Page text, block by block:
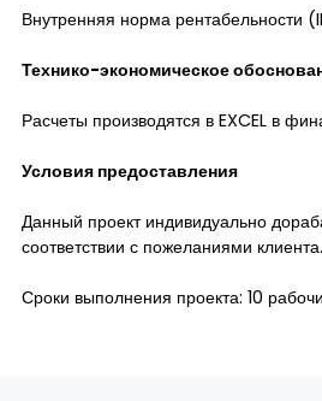
Внутренняя норма рентабельности
Технико-экономическое
Расчеты производятся в EXCEL в
Условия предоставления
Данный проект индивидуально
соответствии с пожеланиями клиента.
Сроки выполнения проекта: 10